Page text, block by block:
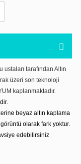
tarafından Altın
üzeri son teknoloji
kaplanmaktadır.
beyaz altın kaplama
olarak fark yoktur.
edebilirsiniz